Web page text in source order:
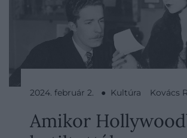
2024. február 2. ● Kultúra Kovács
Amikor